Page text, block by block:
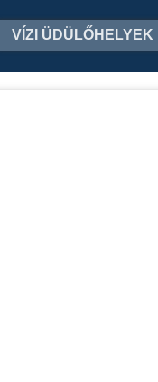
VÍZI ÜDÜLŐHELYEK